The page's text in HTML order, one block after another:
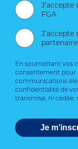
FGA
En soumettant vos
consentement pour
communications
confidentialité de
transmise, ni cédée,